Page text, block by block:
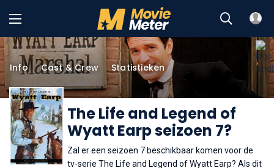
Info Cast & Crew Statistieken
The Life and Legend of
Wyatt Earp seizoen 7?
Zal er een seizoen 7 beschikbaar komen voor de
tv-serie The Life and Legend of Wyatt Earp? Als dit